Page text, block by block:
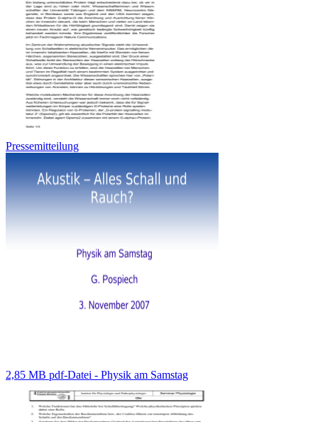
Pressemitteilung
2,85 MB pdf-Datei - Physik am Samstag